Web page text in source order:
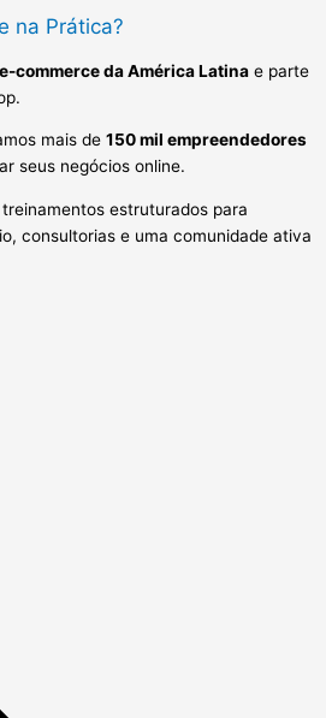
na Prática?
commerce da América Latina e parte
mais de 150 mil empreendedores
seus negócios online.
estruturados para
consultorias e uma comunidade ativa